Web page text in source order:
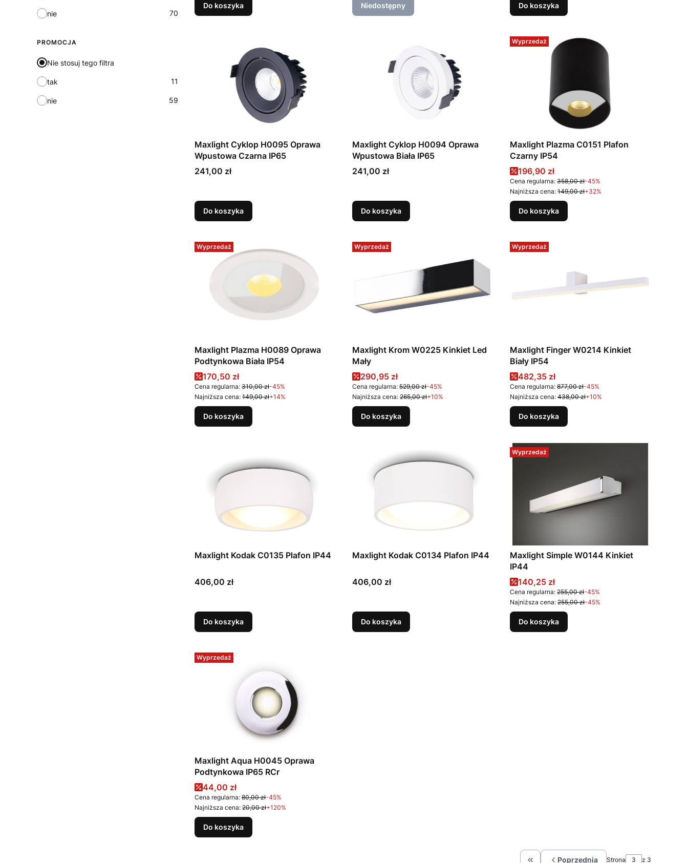
nie 70
PROMOCJA
Nie stosuj tego filtra
tak 11
nie 59
Do koszyka Niedostępny Do koszyka
Maxlight Cyklop H0095 Oprawa
Wpustowa Czarna IP65
Cena
241,00 zł
Do koszyka
Maxlight Cyklop H0094 Oprawa
Wpustowa Biała IP65
Cena
241,00 zł
Do koszyka
Wyprzedaż
Maxlight Plazma C0151 Plafon
Czarny IP54
Cena promocyjna
196,90 zł
Cena regularna: 358,00 zł-45%
Najniższa cena: 149,00 zł+32%
Do koszyka
Wyprzedaż
Maxlight Plazma H0089 Oprawa
Podtynkowa Biała IP54
Cena promocyjna
170,50 zł
Cena regularna: 310,00 zł-45%
Najniższa cena: 149,00 zł+14%
Do koszyka
Wyprzedaż
Maxlight Krom W0225 Kinkiet Led
Mały
Cena promocyjna
290,95 zł
Cena regularna: 529,00 zł-45%
Najniższa cena: 265,00 zł+10%
Do koszyka
Wyprzedaż
Maxlight Finger W0214 Kinkiet
Biały IP54
Cena promocyjna
482,35 zł
Cena regularna: 877,00 zł-45%
Najniższa cena: 438,00 zł+10%
Do koszyka
Maxlight Kodak C0135 Plafon IP44
Cena
406,00 zł
Do koszyka
Maxlight Kodak C0134 Plafon IP44
Cena
406,00 zł
Do koszyka
Wyprzedaż
Maxlight Simple W0144 Kinkiet
IP44
Cena promocyjna
140,25 zł
Cena regularna: 255,00 zł-45%
Najniższa cena: 255,00 zł-45%
Do koszyka
Wyprzedaż
Maxlight Aqua H0045 Oprawa
Podtynkowa IP65 RCr
Cena promocyjna
44,00 zł
Cena regularna: 80,00 zł-45%
Najniższa cena: 20,00 zł+120%
Do koszyka
Poprzednia Strona z 3